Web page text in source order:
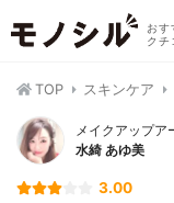
おす
クチ
TOP スキンケア
メイクアップア
水綺 あゆ美
3.00